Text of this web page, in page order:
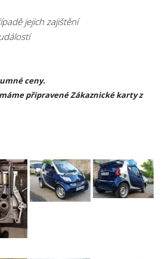
jejich zajištění
ceny.
připravené Zákaznické karty z